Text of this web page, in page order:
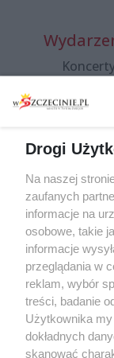
Spacery i
targi
Więcej
Drogi
Na naszej
zaufanych
informacje na
osobowe, takie
informacje
przeglądania w
reklam, wybór
treści, badanie
Użytkownika
dokładnych
skanować